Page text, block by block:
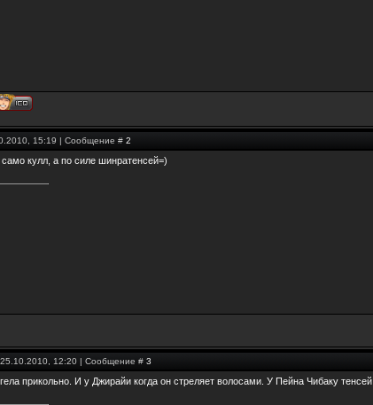
15:19 | Сообщение # 2
кулл, а по силе шинратенсей=)
12:20 | Сообщение # 3
прикольно. И у Джирайи когда он стреляет волосами. У Пейна Чибаку тенсей